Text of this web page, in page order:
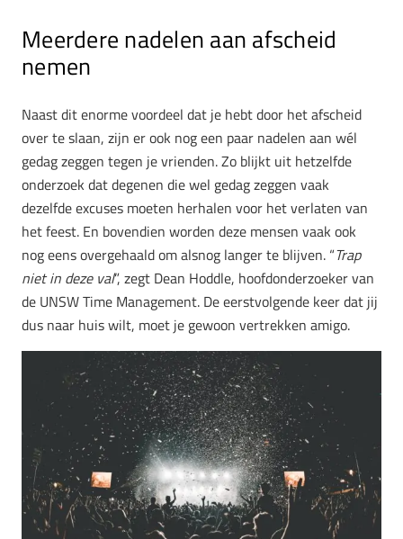
Meerdere nadelen aan afscheid
nemen
Naast dit enorme voordeel dat je hebt door het afscheid
over te slaan, zijn er ook nog een paar nadelen aan wél
gedag zeggen tegen je vrienden. Zo blijkt uit hetzelfde
onderzoek dat degenen die wel gedag zeggen vaak
dezelfde excuses moeten herhalen voor het verlaten van
het feest. En bovendien worden deze mensen vaak ook
nog eens overgehaald om alsnog langer te blijven. “Trap
niet in deze val”, zegt Dean Hoddle, hoofdonderzoeker van
de UNSW Time Management. De eerstvolgende keer dat jij
dus naar huis wilt, moet je gewoon vertrekken amigo.